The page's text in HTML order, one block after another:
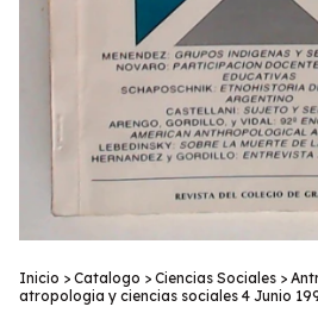
Inicio > Catalogo > Ciencias Sociales >
atropologia y ciencias sociales 4 Junio